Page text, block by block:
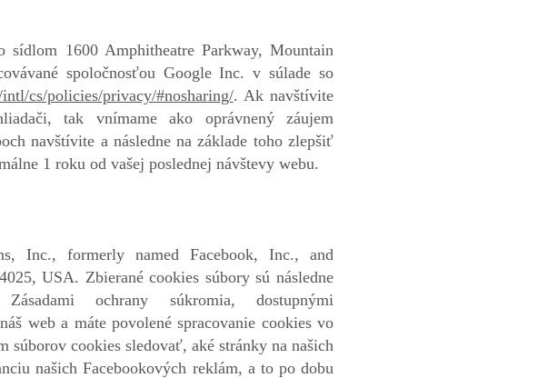
sídlom 1600 Amphitheatre Parkway, Mountain
spoločnosťou Google Inc. v súlade so
cs/policies/privacy/#nosharing/. Ak navštívite
tak vnímame ako oprávnený záujem
navštívite a následne na základe toho zlepšiť
1 roku od vašej poslednej návštevy webu.
Inc., formerly named Facebook, Inc., and
USA. Zbierané cookies súbory sú následne
ochrany súkromia, dostupnými
web a máte povolené spracovanie cookies vo
súborov cookies sledovať, aké stránky na našich
našich Facebookových reklám, a to po dobu